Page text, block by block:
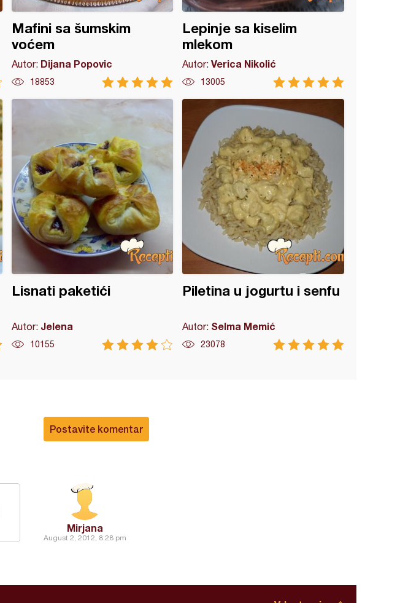
Mafini sa šumskim
voćem
Autor: Dijana Popovic
18853
Lepinje sa kiselim
mlekom
Autor:Verica Nikolić
13005
Lisnati paketići
Autor: Jelena
10155
Piletina u jogurtu i senfu
Autor: Selma Memić
23078
Postavite komentar
Mirjana
August 2, 2012, 8:28 pm